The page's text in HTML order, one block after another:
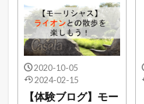
2020-10-05
2024-02-15
【体験ブログ】モー